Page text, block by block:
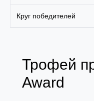
Круг победителей
Трофей
Award